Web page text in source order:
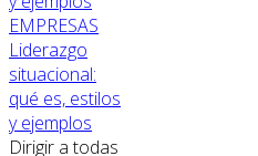
EMPRESAS
Liderazgo
situacional:
qué es, estilos
y ejemplos
Dirigir a todas